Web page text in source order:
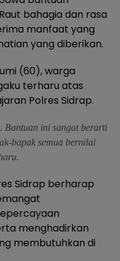
bahagia dan rasa
manfaat yang
yang diberikan.
(60), warga
terharu atas
Polres Sidrap.
Bantuan ini sangat berarti
bapak semua bernilai
Sidrap berharap
menghadirkan
membutuhkan di